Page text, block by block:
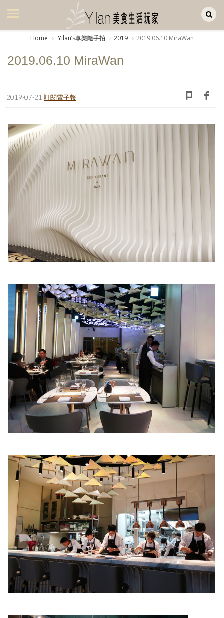
美食集
生活風
書房集
日記簿
餐桌週記
享樂隨手拍
影音區
歷史區
關於Yilan
個人著作
活動實況記錄
媒體報導一覽
合作與代言
訂閱電子報
Home Yilanʼs享樂隨手拍 2019 2019.06.10 MiraWan
2019.06.10 MiraWan
2019-07-21 訂閱電子報